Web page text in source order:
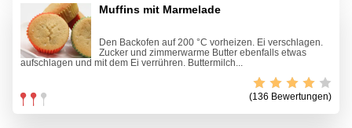
Muffins mit Marmelade
Den Backofen auf 200 °C vorheizen. Ei verschlagen.
Zucker und zimmerwarme Butter ebenfalls etwas
aufschlagen und mit dem Ei verrühren. Buttermilch...
(136 Bewertungen)